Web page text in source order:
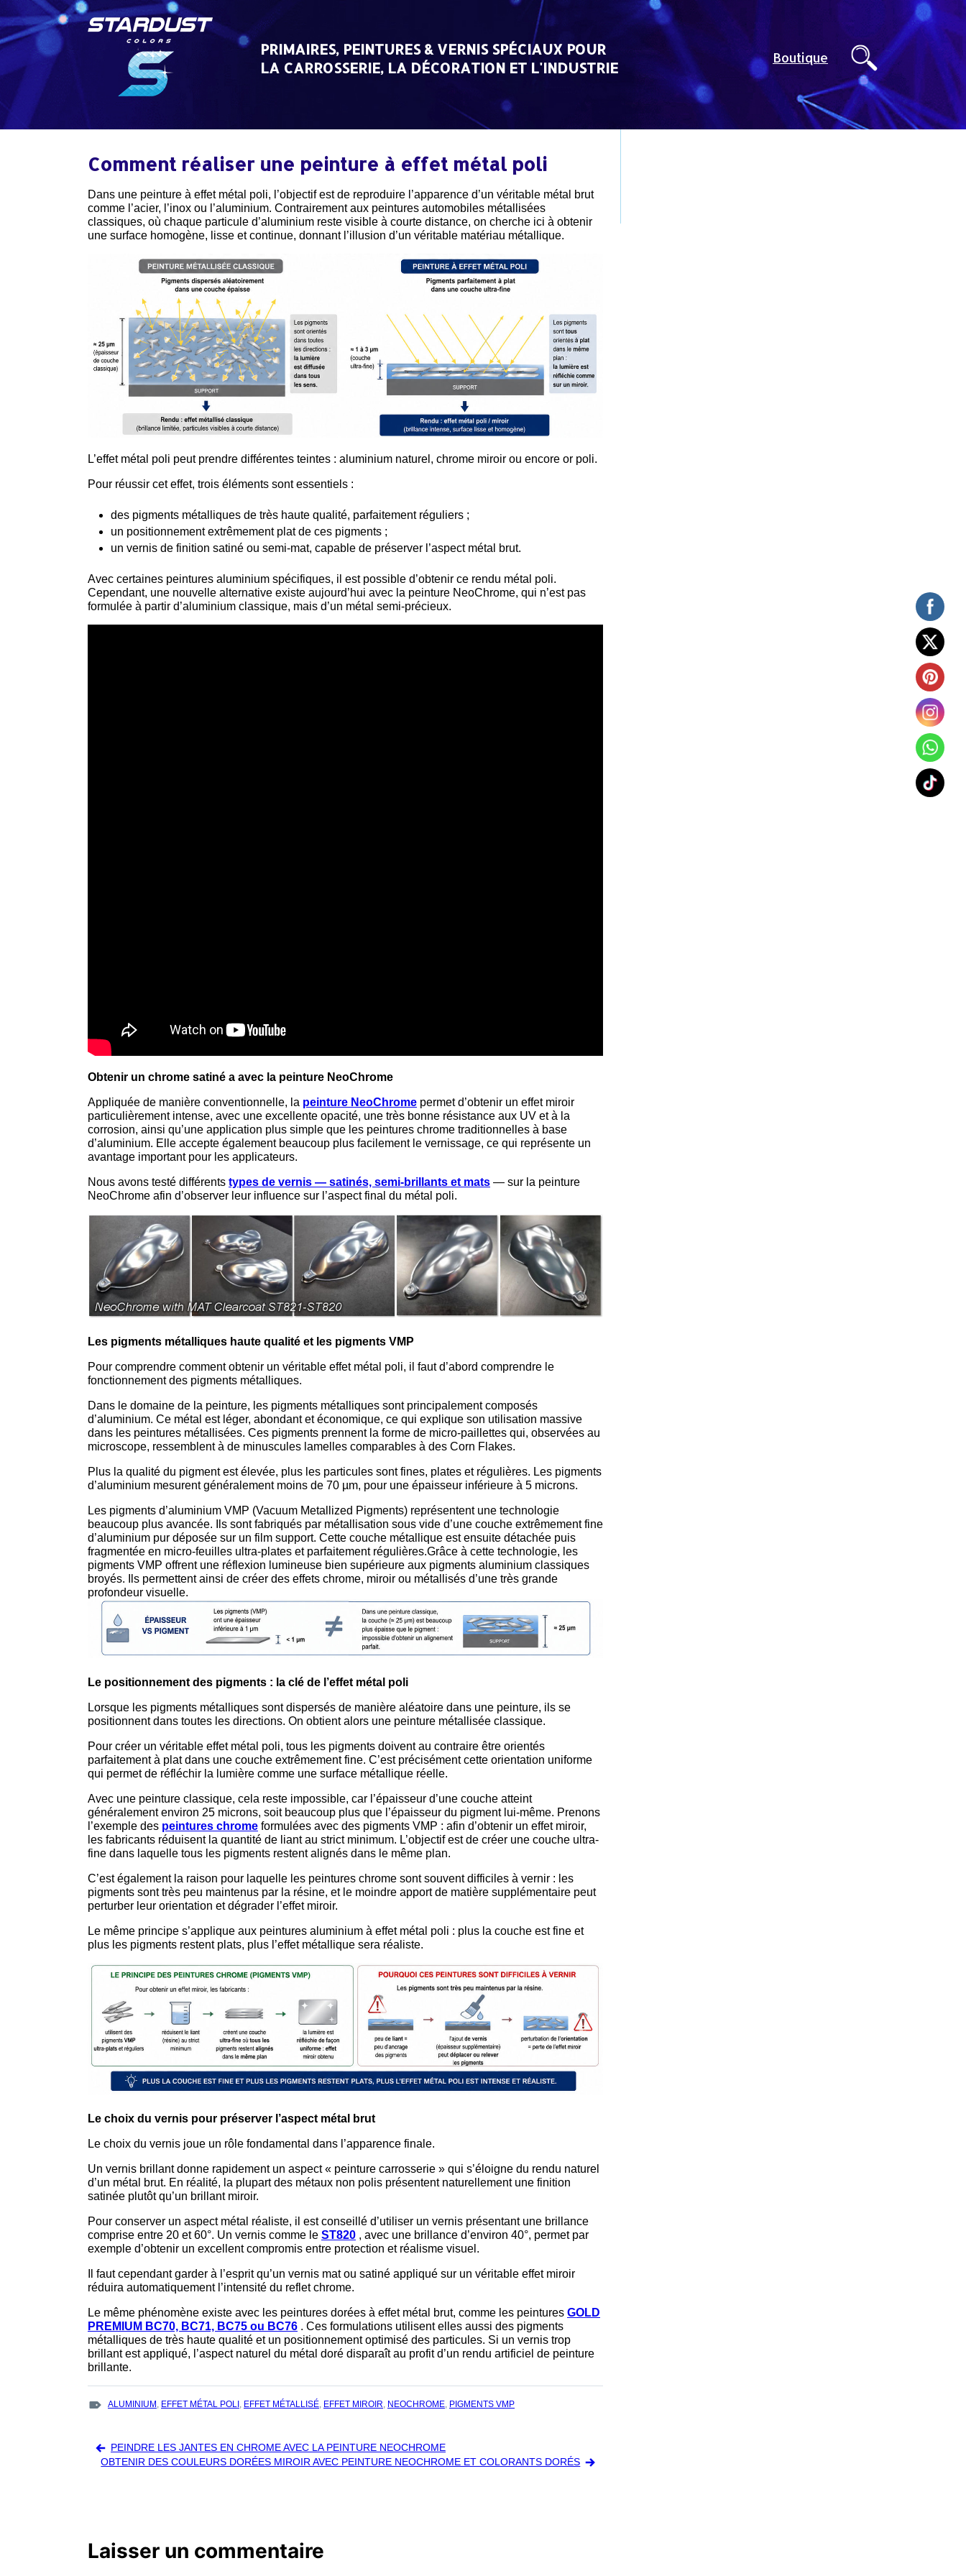
to
content
PRIMAIRES, PEINTURES & VERNIS SPÉCIAUX POUR
LA CARROSSERIE, LA DÉCORATION ET L'INDUSTRIE
Boutique
Comment réaliser une peinture à effet métal poli
Dans une peinture à effet métal poli, l’objectif est de reproduire l’apparence d’un véritable métal brut
comme l’acier, l’inox ou l’aluminium. Contrairement aux peintures automobiles métallisées
classiques, où chaque particule d’aluminium reste visible à courte distance, on cherche ici à obtenir
une surface homogène, lisse et continue, donnant l’illusion d’un véritable matériau métallique.
L’effet métal poli peut prendre différentes teintes : aluminium naturel, chrome miroir ou encore or poli.
Pour réussir cet effet, trois éléments sont essentiels :
des pigments métalliques de très haute qualité, parfaitement réguliers ;
un positionnement extrêmement plat de ces pigments ;
un vernis de finition satiné ou semi-mat, capable de préserver l’aspect métal brut.
Avec certaines peintures aluminium spécifiques, il est possible d’obtenir ce rendu métal poli.
Cependant, une nouvelle alternative existe aujourd’hui avec la peinture NeoChrome, qui n’est pas
formulée à partir d’aluminium classique, mais d’un métal semi-précieux.
Obtenir un chrome satiné a avec la peinture NeoChrome
Appliquée de manière conventionnelle, la peinture NeoChrome permet d’obtenir un effet miroir
particulièrement intense, avec une excellente opacité, une très bonne résistance aux UV et à la
corrosion, ainsi qu’une application plus simple que les peintures chrome traditionnelles à base
d’aluminium. Elle accepte également beaucoup plus facilement le vernissage, ce qui représente un
avantage important pour les applicateurs.
Nous avons testé différents types de vernis — satinés, semi-brillants et mats — sur la peinture
NeoChrome afin d’observer leur influence sur l’aspect final du métal poli.
Les pigments métalliques haute qualité et les pigments VMP
Pour comprendre comment obtenir un véritable effet métal poli, il faut d’abord comprendre le
fonctionnement des pigments métalliques.
Dans le domaine de la peinture, les pigments métalliques sont principalement composés
d’aluminium. Ce métal est léger, abondant et économique, ce qui explique son utilisation massive
dans les peintures métallisées. Ces pigments prennent la forme de micro-paillettes qui, observées au
microscope, ressemblent à de minuscules lamelles comparables à des Corn Flakes.
Plus la qualité du pigment est élevée, plus les particules sont fines, plates et régulières. Les pigments
d’aluminium mesurent généralement moins de 70 µm, pour une épaisseur inférieure à 5 microns.
Les pigments d’aluminium VMP (Vacuum Metallized Pigments) représentent une technologie
beaucoup plus avancée. Ils sont fabriqués par métallisation sous vide d’une couche extrêmement fine
d’aluminium pur déposée sur un film support. Cette couche métallique est ensuite détachée puis
fragmentée en micro-feuilles ultra-plates et parfaitement régulières.Grâce à cette technologie, les
pigments VMP offrent une réflexion lumineuse bien supérieure aux pigments aluminium classiques
broyés. Ils permettent ainsi de créer des effets chrome, miroir ou métallisés d’une très grande
profondeur visuelle.
Le positionnement des pigments : la clé de l’effet métal poli
Lorsque les pigments métalliques sont dispersés de manière aléatoire dans une peinture, ils se
positionnent dans toutes les directions. On obtient alors une peinture métallisée classique.
Pour créer un véritable effet métal poli, tous les pigments doivent au contraire être orientés
parfaitement à plat dans une couche extrêmement fine. C’est précisément cette orientation uniforme
qui permet de réfléchir la lumière comme une surface métallique réelle.
Avec une peinture classique, cela reste impossible, car l’épaisseur d’une couche atteint
généralement environ 25 microns, soit beaucoup plus que l’épaisseur du pigment lui-même. Prenons
l’exemple des peintures chrome formulées avec des pigments VMP : afin d’obtenir un effet miroir,
les fabricants réduisent la quantité de liant au strict minimum. L’objectif est de créer une couche ultra-
fine dans laquelle tous les pigments restent alignés dans le même plan.
C’est également la raison pour laquelle les peintures chrome sont souvent difficiles à vernir : les
pigments sont très peu maintenus par la résine, et le moindre apport de matière supplémentaire peut
perturber leur orientation et dégrader l’effet miroir.
Le même principe s’applique aux peintures aluminium à effet métal poli : plus la couche est fine et
plus les pigments restent plats, plus l’effet métallique sera réaliste.
Le choix du vernis pour préserver l’aspect métal brut
Le choix du vernis joue un rôle fondamental dans l’apparence finale.
Un vernis brillant donne rapidement un aspect « peinture carrosserie » qui s’éloigne du rendu naturel
d’un métal brut. En réalité, la plupart des métaux non polis présentent naturellement une finition
satinée plutôt qu’un brillant miroir.
Pour conserver un aspect métal réaliste, il est conseillé d’utiliser un vernis présentant une brillance
comprise entre 20 et 60°. Un vernis comme le ST820 , avec une brillance d’environ 40°, permet par
exemple d’obtenir un excellent compromis entre protection et réalisme visuel.
Il faut cependant garder à l’esprit qu’un vernis mat ou satiné appliqué sur un véritable effet miroir
réduira automatiquement l’intensité du reflet chrome.
Le même phénomène existe avec les peintures dorées à effet métal brut, comme les peintures GOLD
PREMIUM BC70, BC71, BC75 ou BC76 . Ces formulations utilisent elles aussi des pigments
métalliques de très haute qualité et un positionnement optimisé des particules. Si un vernis trop
brillant est appliqué, l’aspect naturel du métal doré disparaît au profit d’un rendu artificiel de peinture
brillante.
TAGS
ALUMINIUM , EFFET MÉTAL POLI , EFFET MÉTALLISÉ, EFFET MIROIR, NEOCHROME, PIGMENTS VMP
dePEINDRE LES JANTES EN CHROME AVEC LA PEINTURE NEOCHROME
OBTENIR DES COULEURS DORÉES MIROIR AVEC PEINTURE NEOCHROME ET COLORANTS DORÉS
Laisser un commentaire